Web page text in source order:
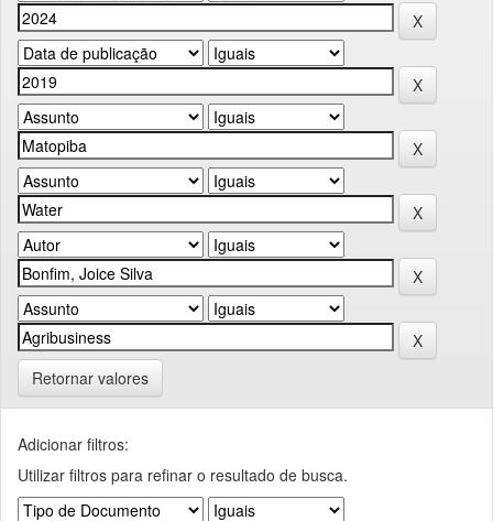
Retornar valores
Adicionar filtros:
Utilizar filtros para refinar o resultado de busca.